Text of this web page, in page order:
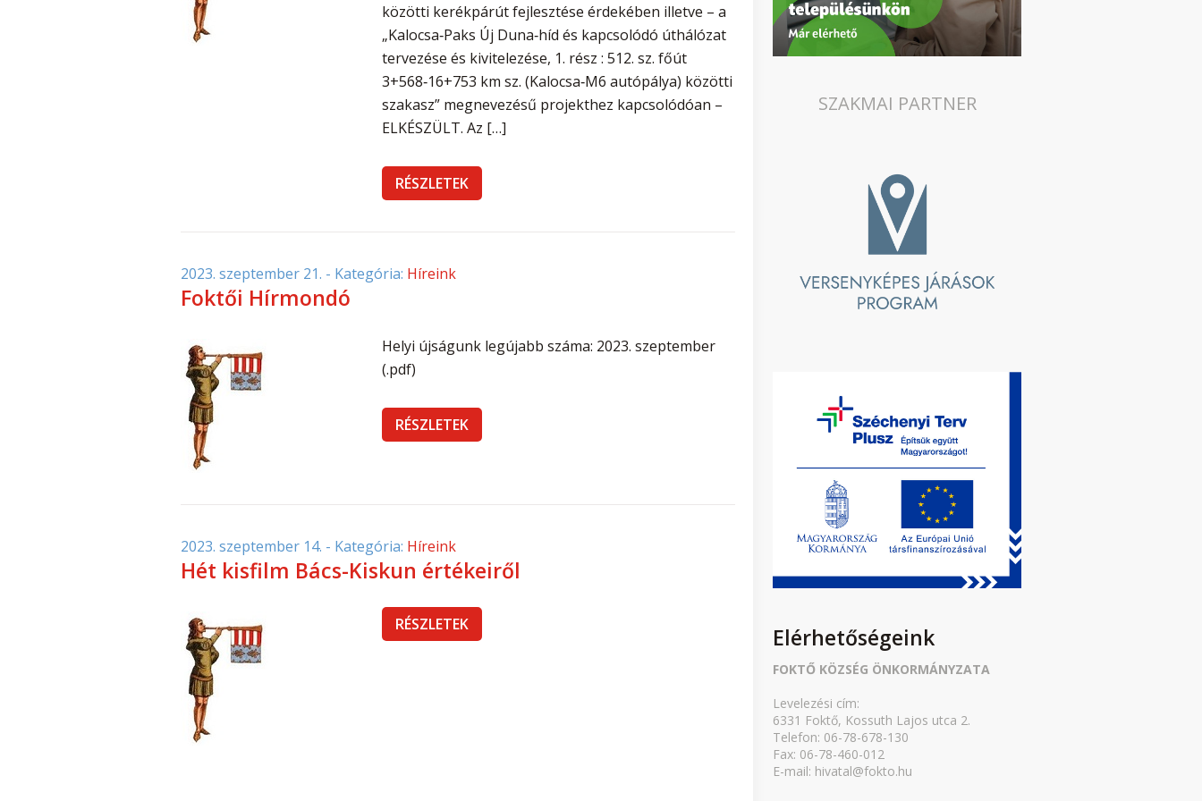
közötti kerékpárút fejlesztése érdekében illetve – a
„Kalocsa‐Paks Új Duna‐híd és kapcsolódó úthálózat
tervezése és kivitelezése, 1. rész : 512. sz. főút
3+568‐16+753 km sz. (Kalocsa‐M6 autópálya) közötti
szakasz” megnevezésű projekthez kapcsolódóan –
ELKÉSZÜLT. Az […]
RÉSZLETEK
2023. szeptember 21. - Kategória: Híreink
Foktői Hírmondó
Helyi újságunk legújabb száma: 2023. szeptember
(.pdf)
RÉSZLETEK
2023. szeptember 14. - Kategória: Híreink
Hét kisfilm Bács-Kiskun értékeiről
RÉSZLETEK
SZAKMAI PARTNER
Elérhetőségeink
FOKTŐ KÖZSÉG ÖNKORMÁNYZATA
Levelezési cím:
6331 Foktő, Kossuth Lajos utca 2.
Telefon: 06-78-678-130
Fax: 06-78-460-012
E-mail: hivatal@fokto.hu